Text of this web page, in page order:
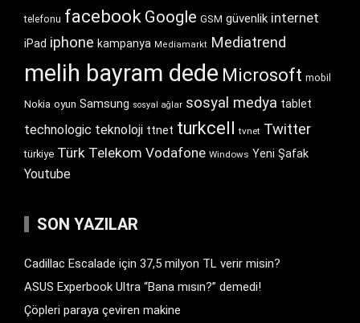
telefonu facebook Google GSM güvenlik internet
iPad iphone kampanya Mediamarkt Mediatrend
melih bayram dede Microsoft mobil
Nokia oyun Samsung sosyal ağlar sosyal medya tablet
technologic teknoloji ttnet turkcell tvnet Twitter
türkiye Türk Telekom Vodafone Windows Yeni Şafak
Youtube
SON YAZILAR
Cadillac Escalade için 37,5 milyon TL verir misin?
ASUS Experbook Ultra “Bana mısın?” demedi!
Çöpleri paraya çeviren makine